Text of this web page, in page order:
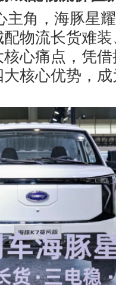
主角，海豚星
物流长货难
心痛点，凭
核心优势，